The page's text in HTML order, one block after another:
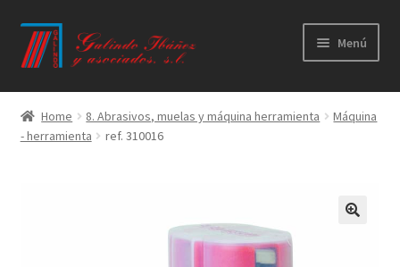
Ir
a
Ir
al
Menú
Principal
Productos
Home 8. Abrasivos, muelas y máquina herramienta
Máquina
- herramienta
ref. 310016